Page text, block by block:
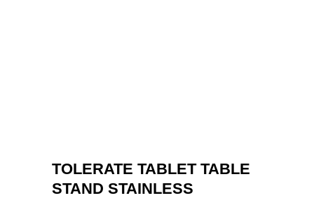
TOLERATE TABLET TABLE
STAND STAINLESS